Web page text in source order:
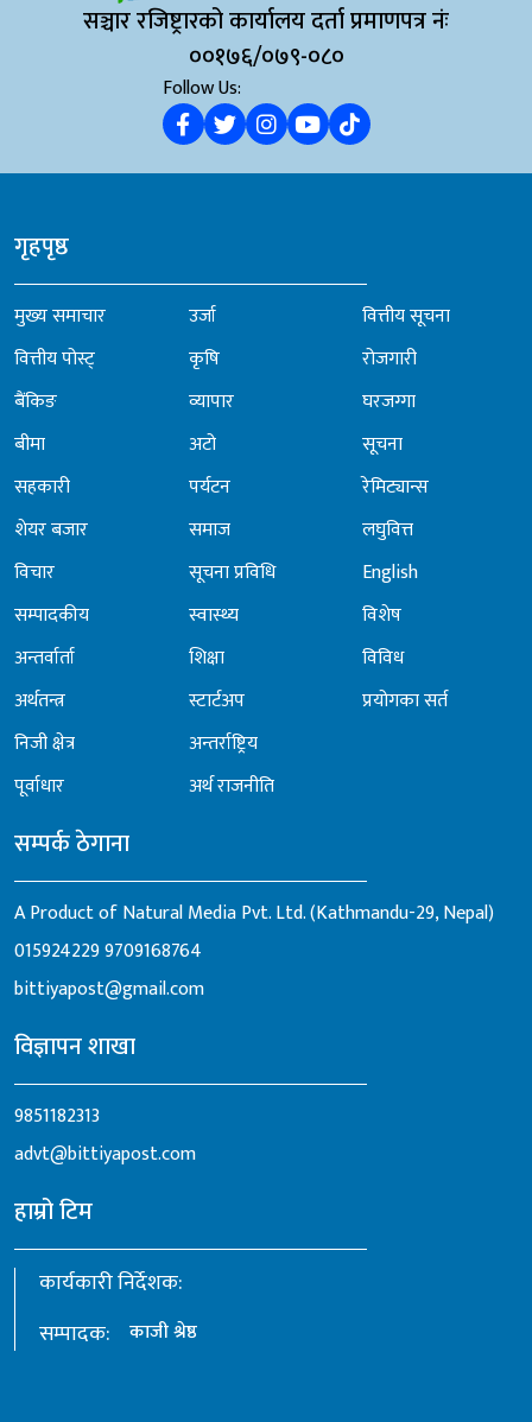
सञ्चार रजिष्ट्रारको कार्यालय दर्ता प्रमाणपत्र नंः
००१७६/०७९-०८०
Follow Us:
गृहपृष्ठ
मुख्य समाचार
वित्तीय पोस्ट्
बैंकिङ
बीमा
सहकारी
शेयर बजार
विचार
सम्पादकीय
अन्तर्वार्ता
अर्थतन्त्र
निजी क्षेत्र
पूर्वाधार
उर्जा
कृषि
व्यापार
अटो
पर्यटन
समाज
सूचना प्रविधि
स्वास्थ्य
शिक्षा
स्टार्टअप
अन्तर्राष्ट्रिय
अर्थ राजनीति
वित्तीय सूचना
रोजगारी
घरजग्गा
सूचना
रेमिट्यान्स
लघुवित्त
English
विशेष
विविध
प्रयोगका सर्त
सम्पर्क ठेगाना
A Product of Natural Media Pvt. Ltd. (Kathmandu-29, Nepal)
0159242299709168764
bittiyapost@gmail.com
विज्ञापन शाखा
9851182313
advt@bittiyapost.com
हाम्रो टिम
कार्यकारी निर्देशक:
सम्पादक:
काजी श्रेष्ठ